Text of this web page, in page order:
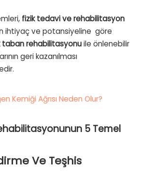
fizik tedavi ve rehabilitasyon
ihtiyaç ve potansiyeline göre
taban rehabilitasyonuile önlenebilir
geri kazanılması
Kemiği Ağrısı Neden Olur?
5 Temel
Ve Teşhis